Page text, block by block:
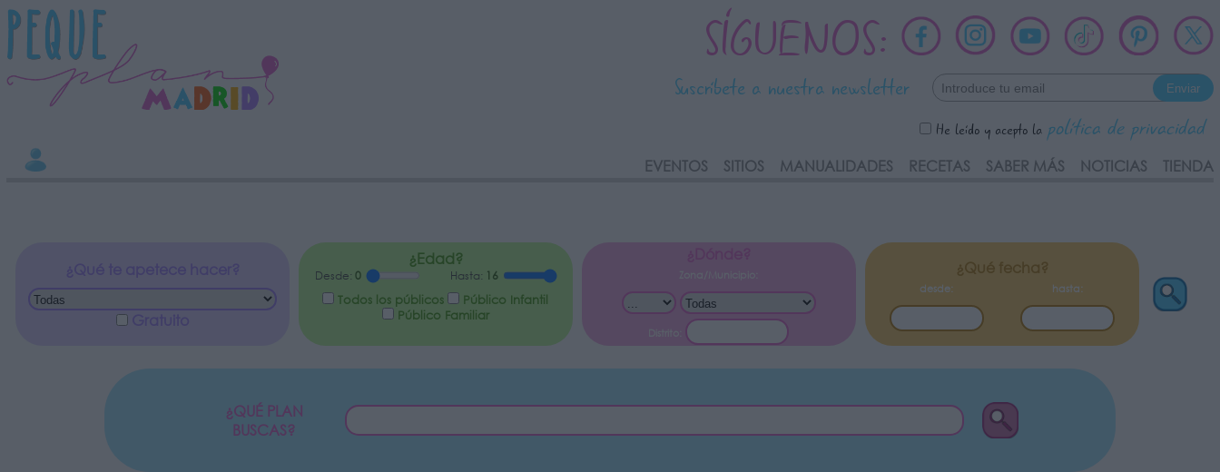
SÍGUENOS:
Suscríbete a nuestra newsletter
He leído y acepto la política de privacidad
EVENTOS SITIOS MANUALIDADES RECETAS SABER MÁS NOTICIAS TIENDA
¿Edad?
Desde:0 Hasta: 16
Todos los públicos
Público Infantil
Público Familiar
desde: hasta:
¿QUÉ PLAN
BUSCAS?
INFORMACION SOBRE LA PROTECCIÓN DE TUS DATOS
Responsable:
Finalidad:
Datos tratados:
Información adicional